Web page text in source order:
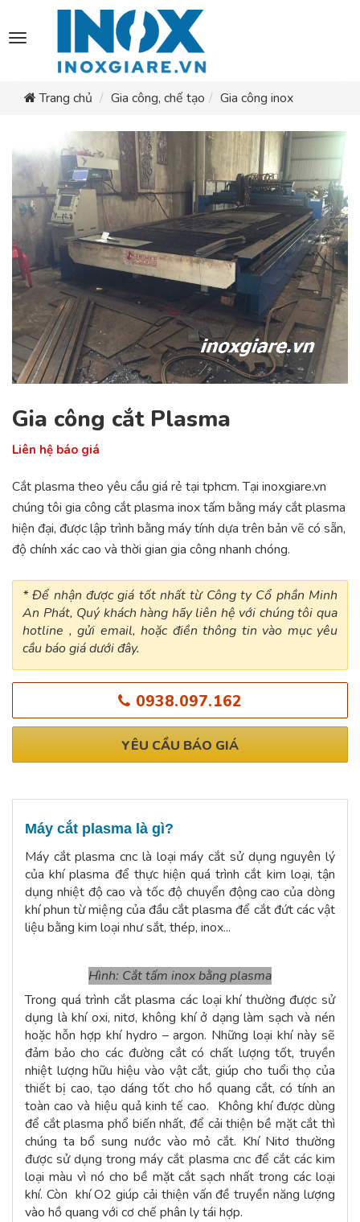
Toggle
navigation
Trang chủ
Gia công, chế tạo Gia công inox
Gia công cắt Plasma
Liên hệ báo giá
Cắt plasma theo yêu cầu giá rẻ tại tphcm. Tại inoxgiare.vn
chúng tôi gia công cắt plasma inox tấm bằng máy cắt plasma
hiện đại, được lập trình bằng máy tính dựa trên bản vẽ có sẵn,
độ chính xác cao và thời gian gia công nhanh chóng.
* Để nhận được giá tốt nhất từ Công ty Cổ phần Minh
An Phát, Quý khách hàng hãy liên hệ với chúng tôi qua
hotline , gửi email, hoặc điền thông tin vào mục yêu
cầu báo giá dưới đây.
0938.097.162
YÊU CẦU BÁO GIÁ
Máy cắt plasma là gì?
Máy cắt plasma cnc là loại máy cắt sử dụng nguyên lý
của khí plasma để thực hiện quá trình cắt kim loại, tận
dụng nhiệt độ cao và tốc độ chuyển động cao của dòng
khí phun từ miệng của đầu cắt plasma để cắt đứt các vật
liệu bằng kim loại như sắt, thép, inox...
Hình: Cắt tấm inox bằng plasma
Trong quá trình cắt plasma các loại khí thường được sử
dụng là khí oxi, nitơ, không khí ở dạng làm sạch và nén
hoặc hỗn hợp khí hydro – argon. Những loại khí này sẽ
đảm bảo cho các đường cắt có chất lượng tốt, truyền
nhiệt lượng hữu hiệu vào vật cắt, giúp cho tuổi thọ của
thiết bị cao, tạo dáng tốt cho hồ quang cắt, có tính an
toàn cao và hiệu quả kinh tế cao. Không khí được dùng
để cắt plasma phổ biến nhất, để cải thiện bề mặt cắt thì
chúng ta bổ sung nước vào mỏ cắt. Khí Nitơ thường
được sử dụng trong máy cắt plasma cnc để cắt các kim
loại màu vì nó cho bề mặt cắt sạch nhất trong các loại
khí. Còn khí O2 giúp cải thiện vấn đề truyền năng lượng
vào hồ quang với cơ chế phân ly tái hợp.